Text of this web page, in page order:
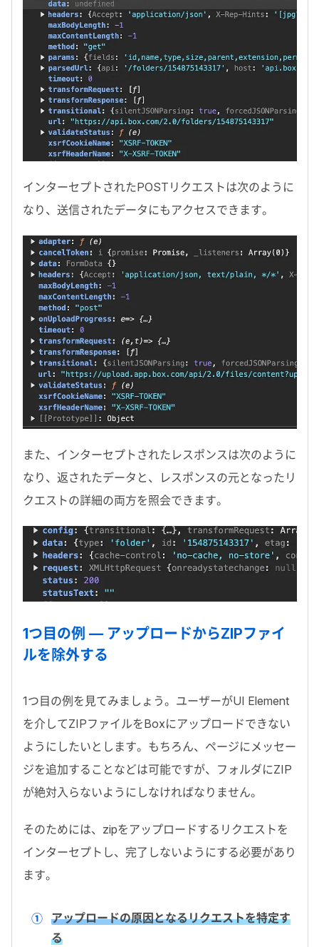
インターセプトされたPOST リクエストは次のように
なり、送信されたデータにもアクセスできます。
また、インターセプトされたレスポンスは次のように
なり、返されたデータと、レスポンスの元となったリ
クエストの詳細の両方を照会できます。
1つ目の例 — アップロードからZIPファイ
ルを除外する
1つ目の例を見てみましょう。ユーザーがUI Element
を介してZIPファイルをBoxにアップロードできない
ようにしたいとします。もちろん、ページにメッセー
ジを追加することなどは可能ですが、フォルダにZIP
が絶対入らないようにしなければなりません。
そのためには、 zipをアップロードするリクエストを
インターセプトし、完了しないようにする必要があり
ます。
アップロードの原因となるリクエストを特定す
る